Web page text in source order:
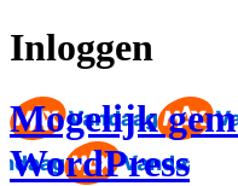
Inloggen
Mogelijk
WordPress